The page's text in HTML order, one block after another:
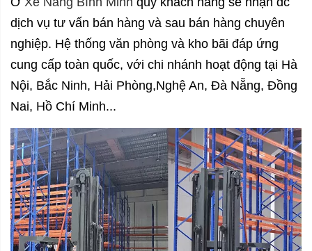
dịch vụ tư vấn bán hàng và sau bán hàng chuyên
nghiệp. Hệ thống văn phòng và kho bãi đáp ứng
cung cấp toàn quốc, với chi nhánh hoạt động tại Hà
Nội, Bắc Ninh, Hải Phòng,Nghệ An, Đà Nẵng, Đồng
Nai, Hồ Chí Minh...